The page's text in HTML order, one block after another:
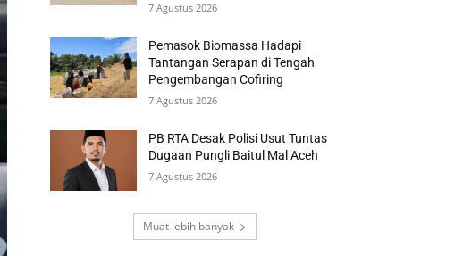
7 Agustus 2026
Pemasok Biomassa Hadapi
Tantangan Serapan di Tengah
Pengembangan Cofiring
7 Agustus 2026
PB RTA Desak Polisi Usut Tuntas
Dugaan Pungli Baitul Mal Aceh
7 Agustus 2026
Muat lebih banyak